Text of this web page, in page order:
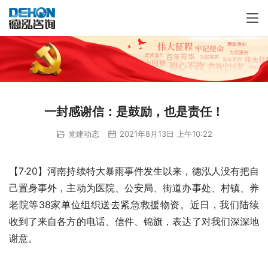
一封感谢信：是鼓励，也是责任！
党建动态 2021年8月13日 上午10:22
【7·20】河南持续特大暴雨事件发生以来，德泓人没有把自
己置身事外，主动为医院、公安局、街道办事处、村镇、养
老院等38家单位组织送去紧急救援物资。近日，我们陆续
收到了来自各方的电话、信件、锦旗，表达了对我们深深地
谢意。